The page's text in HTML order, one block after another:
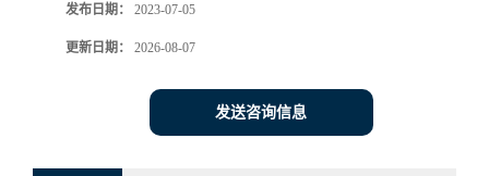
发布日期： 2023-07-05
更新日期： 2026-08-07
发送咨询信息